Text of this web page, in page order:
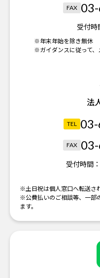
FAX
受付時
※年末年始を除き無休
※ガイダンスに従って、
法
TEL
FAX
受付時間：
※土日祝は個人窓口へ転送さ
※公費払いのご相談等、一部
ます。